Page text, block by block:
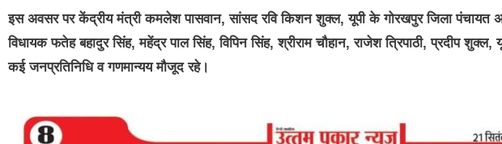
इस अवसर पर केंद्रीय मंत्री कमलेश पासवान, सांसद रवि किशन शुक्ल, यूपी के गोरखपुर जिला पंचायत
विधायक फतेह बहादुर सिंह, महेंद्र पाल सिंह, विपिन सिंह, श्रीराम चौहान, राजेश त्रिपाठी, प्रदीप
कई जनप्रतिनिधि व गणमान्यय मौजूद रहे।